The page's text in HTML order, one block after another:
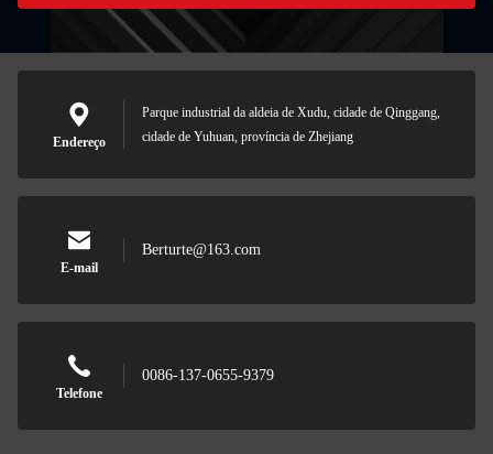
Endereço
Parque industrial da aldeia de Xudu, cidade de Qinggang,
cidade de Yuhuan, província de Zhejiang
E-mail
Berturte@163.com
Telefone
0086-137-0655-9379